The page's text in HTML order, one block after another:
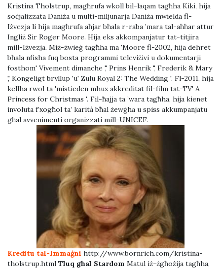
Kristina Tholstrup, magħrufa wkoll bil-laqam tagħha Kiki, hija
soċjalizzata Daniża u multi-miljunarja Daniża mwielda fl-
Iżvezja li hija magħrufa aħjar bħala r-raba ’mara tal-aħħar attur
Ingliż Sir Roger Moore. Hija eks akkompanjatur tat-titjira
mill-Iżvezja. Miż-żwieġ tagħha ma 'Moore fl-2002, hija dehret
bħala nfisha fuq bosta programmi televiżivi u dokumentarji
fosthom' Vivement dimanche ',' Prins Henrik ',' Frederik & Mary
',' Kongeligt bryllup 'u' Zulu Royal 2: The Wedding '. Fl-2011, hija
kellha rwol ta 'mistieden mhux akkreditat fil-film tat-TV' A
Princess for Christmas '. Fil-ħajja ta ’wara tagħha, hija kienet
involuta f’xogħol ta’ karità bħal żewġha u spiss akkumpanjatu
għal avvenimenti organizzati mill-UNICEF.
Kreditu tal-Immaġni http://www.bornrich.com/kristina-
tholstrup.html Tluq għal Stardom Matul iż-żgħożija tagħha,